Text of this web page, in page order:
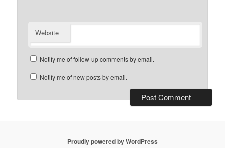
Website
Notify me of follow-up comments by email.
Notify me of new posts by email.
Proudly powered by WordPress